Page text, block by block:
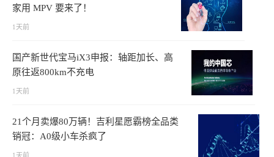
家用 MPV 要来了！
1天前
国产新世代宝马iX3申报：轴距加长、高
原往返800km不充电
1天前
21个月卖爆80万辆！吉利星愿霸榜全品类
销冠：A0级小车杀疯了
1天前